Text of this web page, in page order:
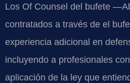
Los Of Counsel del bufete
contratados a través de el
experiencia adicional en
incluyendo a profesionales
aplicación de la ley que